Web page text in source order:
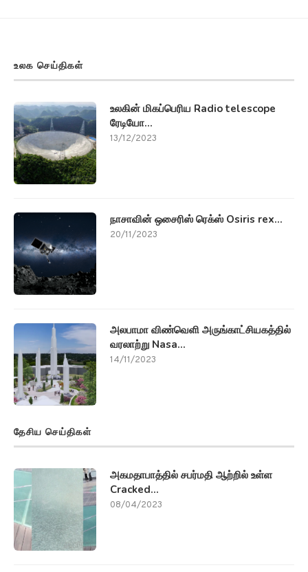
உலக செய்திகள்
உலகின் மிகப்பெரிய Radio telescope
ரேடியோ...
13/12/2023
நாசாவின் ஒசைரிஸ் ரெக்ஸ் Osiris rex...
20/11/2023
அலபாமா விண்வெளி அருங்காட்சியகத்தில்
வரலாற்று Nasa...
14/11/2023
தேசிய செய்திகள்
அகமதாபாத்தில் சபர்மதி ஆற்றில் உள்ள
Cracked...
08/04/2023